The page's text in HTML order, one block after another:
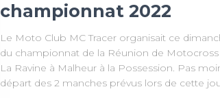
championnat 2022
Le Moto Club MC Tracer organisait ce
du championnat de la Réunion de Motocross
La Ravine à Malheur à la Possession. Pas
départ des 2 manches prévus lors de cette